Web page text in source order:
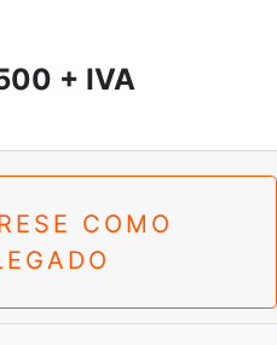
+ IVA
COMO